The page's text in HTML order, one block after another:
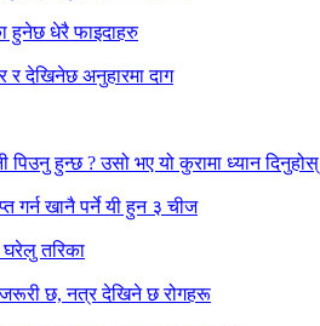
हुनेछ धेरै फाइदाहरु
देखिनेछ अनुहारमा दाग
पिउनु हुन्छ ? उसो भए यो कुरामा ध्यान दिनुहोस्
गर्न खानै पर्ने यी हुन ३ चीज
घरेलु तरिका
छ, नत्र देखिने छ रोगहरू